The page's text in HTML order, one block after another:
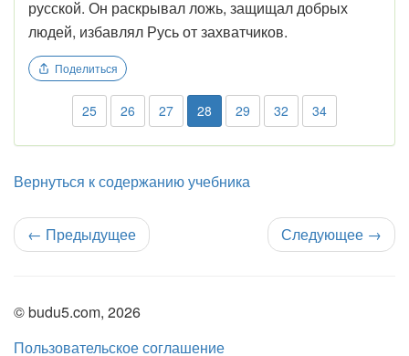
русской. Он раскрывал ложь, защищал добрых
людей, избавлял Русь от захватчиков.
Поделиться
25 26 27 28 29 32 34
Вернуться к содержанию учебника
← Предыдущее Следующее →
© budu5.com, 2026
Пользовательское соглашение